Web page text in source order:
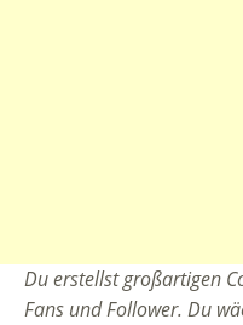
Du erstellst großartigen
Fans und Follower. Du